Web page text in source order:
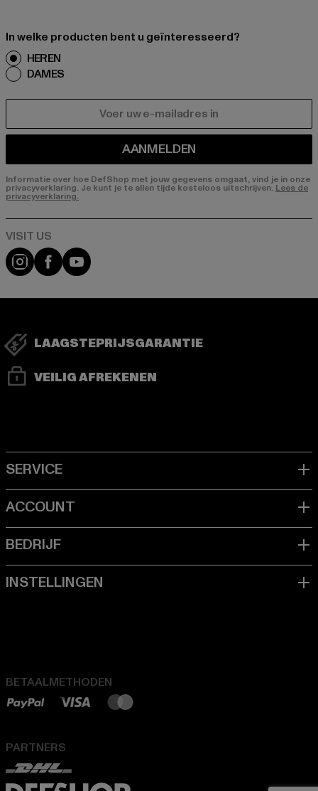
In welke producten bent u geïnteresseerd?
HEREN
DAMES
AANMELDEN
Informatie over hoe DefShop met jouw gegevens omgaat, vind je in onze
privacyverklaring. Je kunt je te allen tijde kosteloos uitschrijven. Lees de
privacyverklaring.
Visit our Instagram page:
Visit our Facebook page:
Visit our YouTube channel:
LAAGSTEPRIJSGARANTIE
VEILIG AFREKENEN
BETAALMETHODEN
PARTNERS